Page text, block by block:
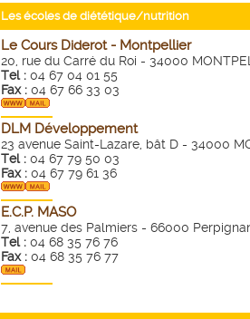
Les écoles de diététique/nutrition
Le Cours Diderot - Montpellier
20, rue du Carré du Roi - 34000
Tel : 04 67 04 01 55
Fax : 04 67 66 33 03
DLM Développement
23 avenue Saint-Lazare, bât D - 34000
Tel : 04 67 79 50 03
Fax : 04 67 79 61 36
E.C.P. MASO
7, avenue des Palmiers - 66000
Tel : 04 68 35 76 76
Fax : 04 68 35 76 77